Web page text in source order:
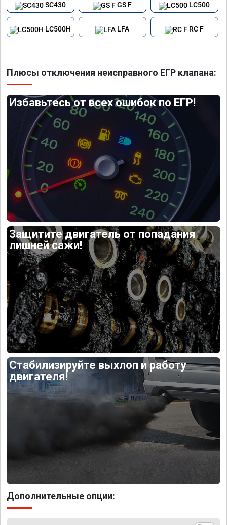
SC430 GS F LC500
LC500H LFA RC F
Плюсы отключения неисправного ЕГР клапана:
Избавьтесь от всех ошибок по ЕГР!
Защитите двигатель от попадания
лишней сажи!
Стабилизируйте выхлоп и работу
двигателя!
Дополнительные опции: